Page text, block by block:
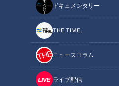
ドキュメンタリー
THE TIME,
ニュースコラム
ライブ配信
この記事を見たあなたへの